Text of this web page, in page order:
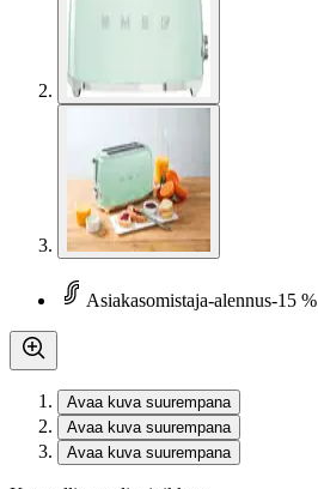
Asiakasomistaja-alennus-15 %
Avaa kuva suurempana
Avaa kuva suurempana
Avaa kuva suurempana